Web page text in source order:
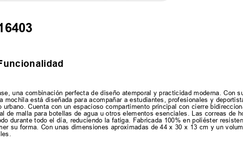
una combinación perfecta de diseño atemporal y practicidad moderna. Con
mochila está diseñada para acompañar a estudiantes, profesionales y
Cuenta con un espacioso compartimento principal con cierre
de malla para botellas de agua u otros elementos esenciales. Las correas de
durante todo el día, reduciendo la fatiga. Fabricada 100% en poliéster
su forma. Con unas dimensiones aproximadas de 44 x 30 x 13 cm y un